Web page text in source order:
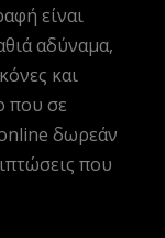
είναι
αδύναμα,
και
που σε
online δωρεάν
που